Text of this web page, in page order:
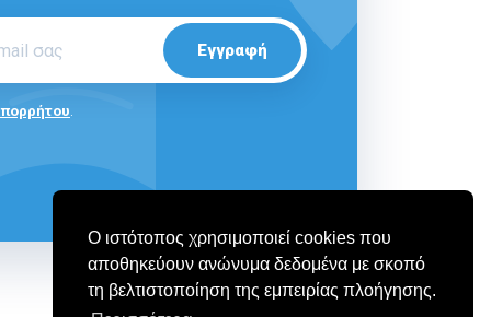
Ο ιστότοπος χρησιμοποιεί cookies που
αποθηκεύουν ανώνυμα δεδομένα με σκοπό
τη βελτιστοποίηση της εμπειρίας πλοήγησης.
Εγγραφή